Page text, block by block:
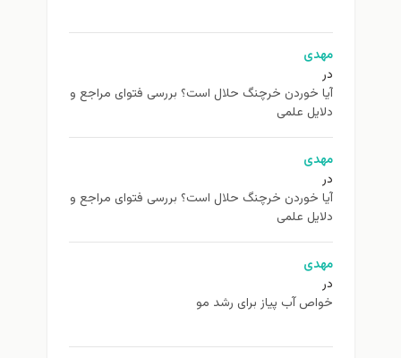
مهدی
در
آیا خوردن خرچنگ حلال است؟ بررسی فتوای مراجع و
دلایل علمی
مهدی
در
آیا خوردن خرچنگ حلال است؟ بررسی فتوای مراجع و
دلایل علمی
مهدی
در
خواص آب پیاز برای رشد مو